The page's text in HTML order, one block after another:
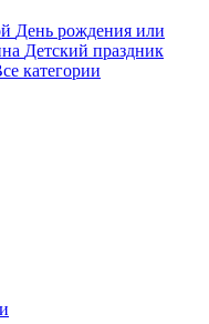
День рождения или
Детский праздник
категории